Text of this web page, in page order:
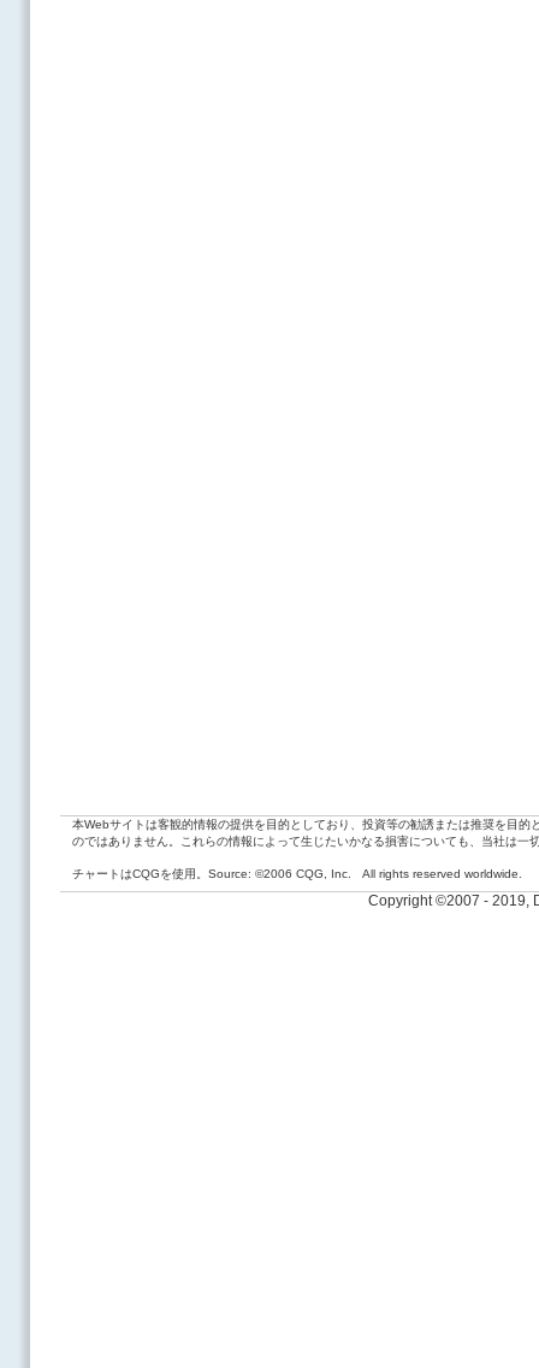
本Webサイトは客観的情報の提供を目的としており、投資等の勧誘または推奨を目
のではありません。これらの情報によって生じたいかなる損害についても、当社は一
チャートはCQGを使用。Source: ©2006 CQG, Inc. All rights reserved worldwide.
Copyright ©2007 - 2019,